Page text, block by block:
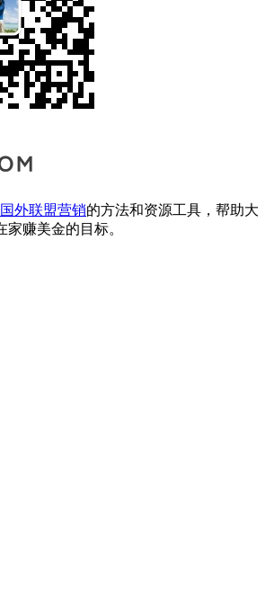
国外联盟营销的方法和资源工具，帮助大
赚美金的目标。